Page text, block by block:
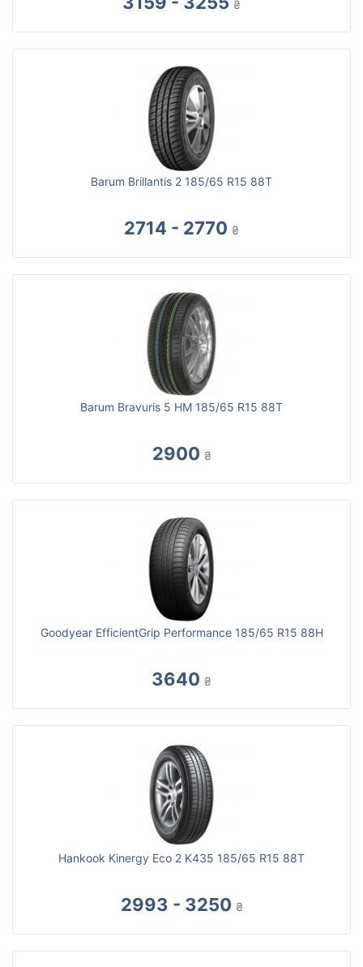
₴
Barum Brillantis 2 185/65 R15 88T
2714 - 2770 ₴
Barum Bravuris 5 HM 185/65 R15 88T
2900 ₴
Goodyear EfficientGrip Performance 185/65 R15 88H
3640 ₴
Hankook Kinergy Eco 2 K435 185/65 R15 88T
2993 - 3250 ₴